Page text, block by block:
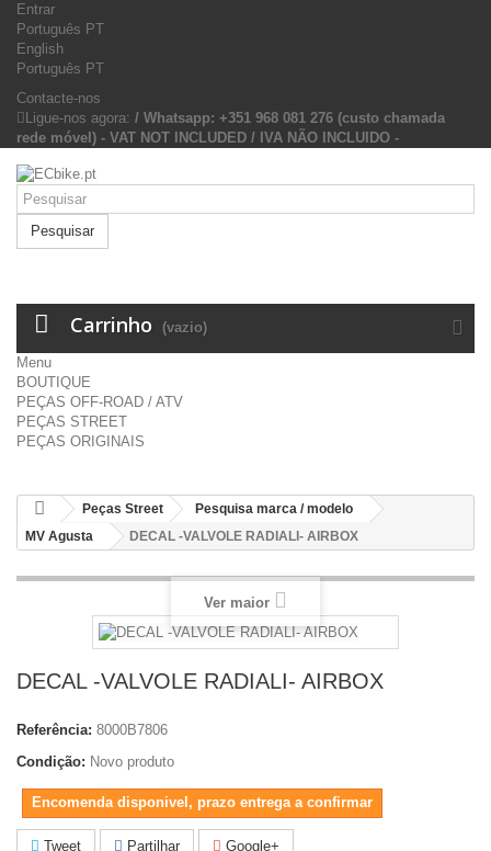
Entrar
Português PT
English
Português PT
Contacte-nos
Ligue-nos agora: / Whatsapp: +351 968 081 276 (custo chamada
rede móvel) - VAT NOT INCLUDED / IVA NÃO INCLUIDO -
Pesquisar
Carrinho (vazio)
Menu
BOUTIQUE
PEÇAS OFF-ROAD / ATV
PEÇAS STREET
PEÇAS ORIGINAIS
Peças Street
Pesquisa marca / modelo
MV Agusta
DECAL -VALVOLE RADIALI- AIRBOX
Ver maior
DECAL -VALVOLE RADIALI- AIRBOX
Referência: 8000B7806
Condição: Novo produto
Encomenda disponivel, prazo entrega a confirmar
Tweet Partilhar Google+